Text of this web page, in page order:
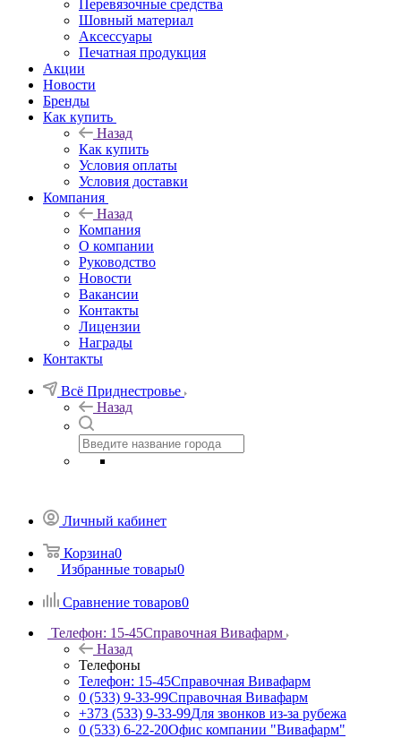
Перевязочные средства
Шовный материал
Аксессуары
Печатная продукция
Акции
Новости
Бренды
Как купить
Назад
Как купить
Условия оплаты
Условия доставки
Компания
Назад
Компания
О компании
Руководство
Новости
Вакансии
Контакты
Лицензии
Награды
Контакты
Всё Приднестровье
Назад
Личный кабинет
Корзина0
Избранные товары0
Сравнение товаров0
Телефон: 15-45Справочная Вивафарм
Назад
Телефоны
Телефон: 15-45Справочная Вивафарм
0 (533) 9-33-99Справочная Вивафарм
+373 (533) 9-33-99Для звонков из-за рубежа
0 (533) 6-22-20Офис компании "Вивафарм"